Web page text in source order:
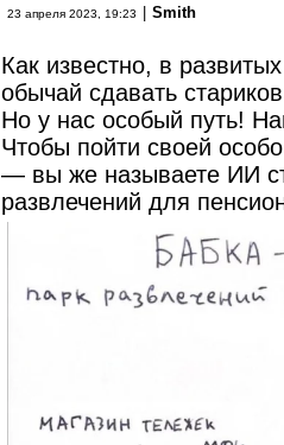
23 апреля 2023, 19:23 Smith
Как известно, в
обычай сдавать
Но у нас особый путь!
Чтобы пойти своей
— вы же называете ИИ
развлечений для